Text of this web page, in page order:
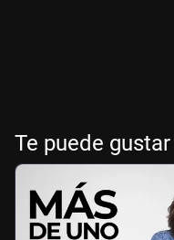
Te puede gustar